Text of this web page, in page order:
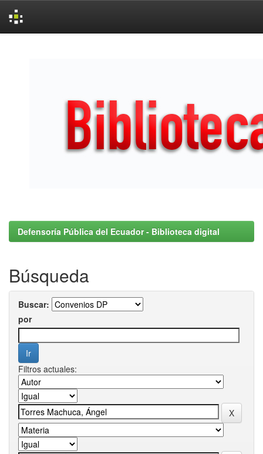
Defensoría Pública del Ecuador - Biblioteca digital
Búsqueda
Buscar:
por
Filtros actuales: